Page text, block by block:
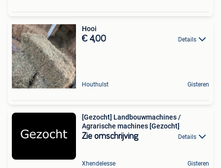
Hooi
€ 4,00 Details
Houthulst Gisteren
[Gezocht] Landbouwmachines /
Agrarische machines [Gezocht]
Zie omschrijving Details
Xhendelesse Gisteren